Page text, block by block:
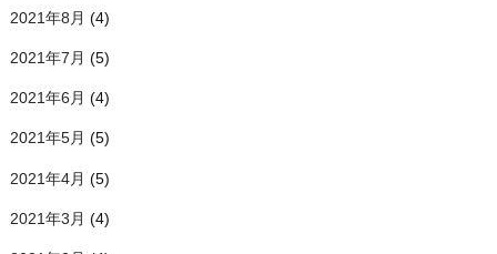
2021年8月 (4)
2021年7月 (5)
2021年6月 (4)
2021年5月 (5)
2021年4月 (5)
2021年3月 (4)